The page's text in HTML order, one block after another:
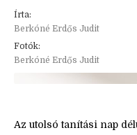
Írta:
Berkóné Erdős Judit
Fotók:
Berkóné Erdős Judit
Az utolsó tanítási nap